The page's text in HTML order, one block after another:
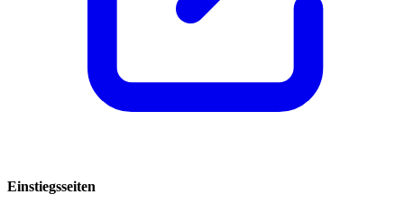
Einstiegsseiten